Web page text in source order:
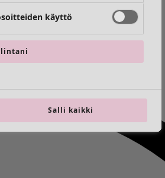
käyttö
Salli kaikki